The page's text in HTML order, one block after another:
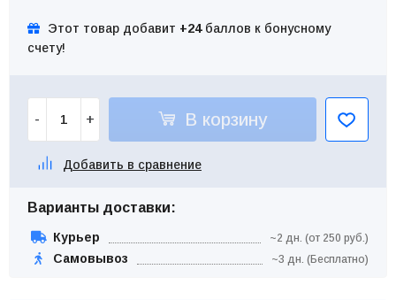
Этот товар добавит +24баллов к бонусному
счету!
- + В корзину
Добавить в сравнение
Варианты доставки:
Курьер ~2 дн. (от 250 руб.)
Самовывоз ~3 дн. (Бесплатно)